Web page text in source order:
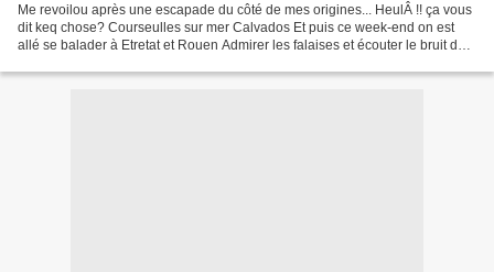
Me revoilou après une escapade du côté de mes origines... HeulÂ !! ça vous
dit keq chose? Courseulles sur mer Calvados Et puis ce week-end on est
allé se balader à Etretat et Rouen Admirer les falaises et écouter le bruit des